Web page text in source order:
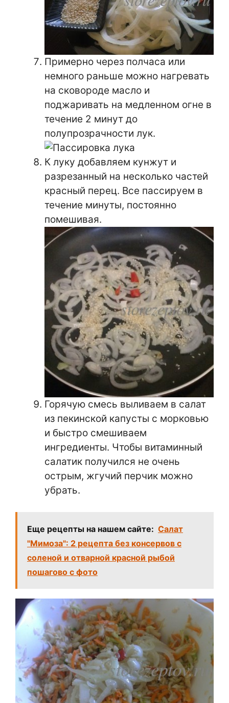
Примерно через полчаса или
немного раньше можно нагревать
на сковороде масло и
поджаривать на медленном огне в
течение 2 минут до
полупрозрачности лук.
К луку добавляем кунжут и
разрезанный на несколько частей
красный перец. Все пассируем в
течение минуты, постоянно
помешивая.
Горячую смесь выливаем в салат
из пекинской капусты с морковью
и быстро смешиваем
ингредиенты. Чтобы витаминный
салатик получился не очень
острым, жгучий перчик можно
убрать.
Еще рецепты на нашем сайте: Салат
"Мимоза": 2 рецепта без консервов с
соленой и отварной красной рыбой
пошагово с фото